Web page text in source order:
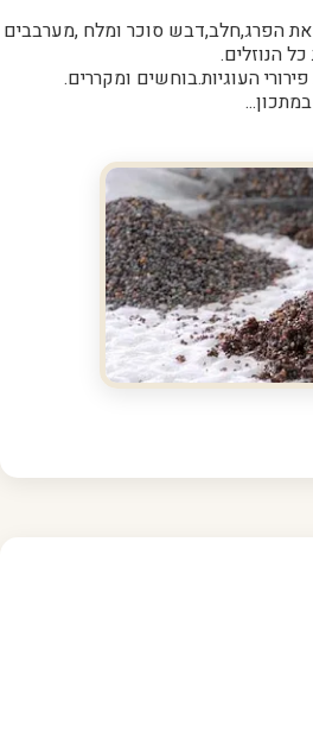
הפרג,חלב,דבש סוכר ומלח ,מערבבים
הנוזלים.
העוגיות.בוחשים ומקררים.